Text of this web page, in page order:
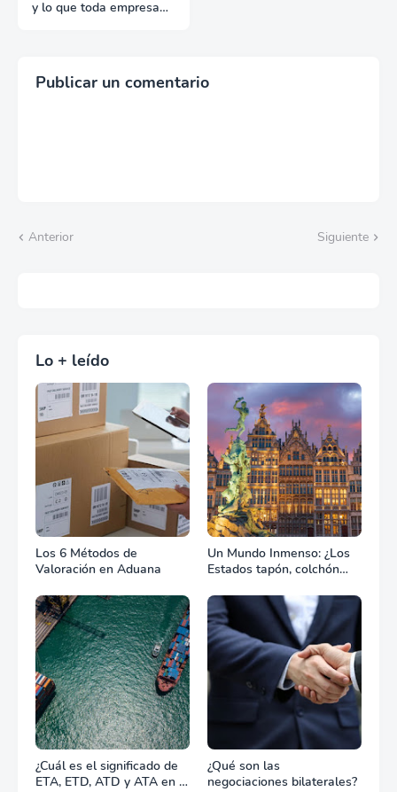
y lo que toda empresa
Publicar un comentario
Anterior Siguiente
Lo + leído
Los 6 Métodos de
Valoración en Aduana
Un Mundo Inmenso: ¿Los
Estados tapón, colchón
combate?
¿Cuál es el significado de
ETA, ETD, ATD y ATA en el
¿Qué son las
negociaciones bilaterales?